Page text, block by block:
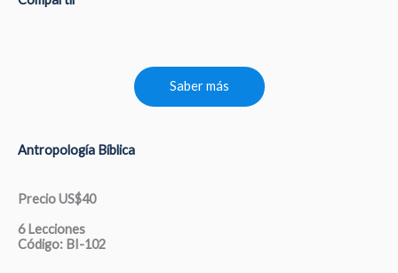
Saber más
Antropología Bíblica
Precio US$40
6 Lecciones
Código: BI-102